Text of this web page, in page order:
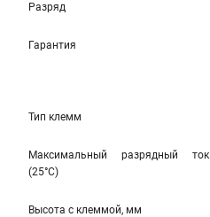
Разряд
Гарантия
Тип клемм
Максимальный разрядный ток
(25°С)
Высота c клеммой, мм